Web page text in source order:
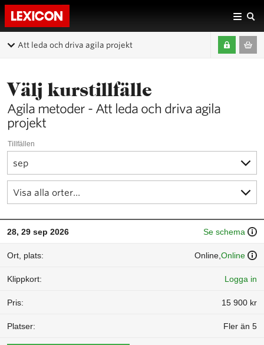
Att leda och driva agila projekt
Välj kurstillfälle
Agila metoder - Att leda och driva agila
projekt
Tillfällen
28, 29 sep 2026 Se schema
Online, Online
Logga in
15 900 kr
Fler än 5